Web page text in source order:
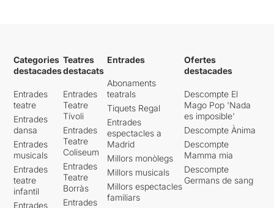
Categories
destacades
Entrades
teatre
Entrades
dansa
Entrades
musicals
Entrades
teatre
infantil
Entrades
Teatres
destacats
Entrades
Teatre
Tívoli
Entrades
Teatre
Coliseum
Entrades
Teatre
Borràs
Entrades
Entrades
Abonaments
teatrals
Tiquets Regal
Entrades
espectacles a
Madrid
Millors monòlegs
Millors musicals
Millors espectacles
familiars
Ofertes
destacades
Descompte El
Mago Pop 'Nada
es imposible'
Descompte Ànima
Descompte
Mamma mia
Descompte
Germans de sang